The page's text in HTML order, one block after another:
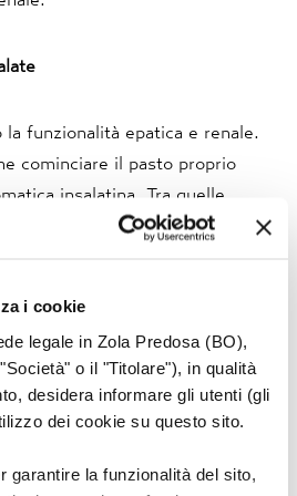
i cookie
legale in Zola Predosa (BO),
o il "Titolare"), in qualità
desidera informare gli utenti (gli
dei cookie su questo sito.
garantire la funzionalità del sito,
funzionalità epatica e renale.
cominciare il pasto proprio
insalatina. Tra quelle
esempio, la borragine: ricca
la pelle e l’apparato
è ricca di acido ossalico,
clorofilla, vanta proprietà
e rimineralizzanti.
e facilitare la diuresi: queste